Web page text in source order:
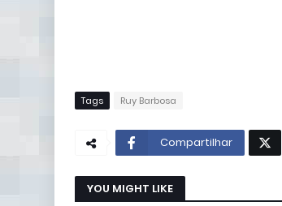
Tags Ruy Barbosa
Compartilhar
YOU MIGHT LIKE